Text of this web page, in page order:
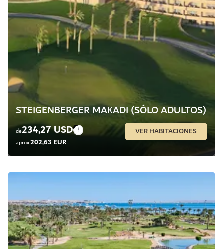
STEIGENBERGER MAKADI (SÓLO ADULTOS)
de234,27 USD
aprox.202,63 EUR
VER HABITACIONES